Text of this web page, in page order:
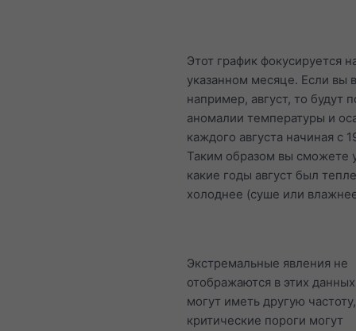
Этот график фокусируется
указанном месяце. Если вы
например, август, то будут
аномалии температуры и
каждого августа начиная с
Таким образом вы сможете
какие годы август был
холоднее (суше или
Экстремальные явления не
отображаются в этих
могут иметь другую
критические пороги могут